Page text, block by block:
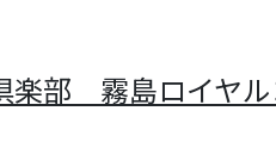
楽部 霧島ロイヤル